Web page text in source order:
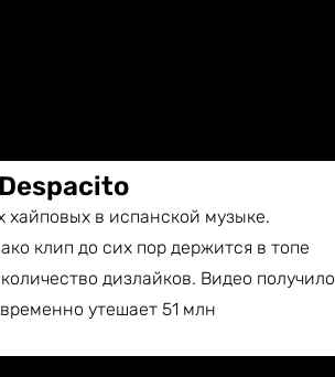
в испанской музыке.
клип до сих пор держится в топе
дизлайков. Видео получило
утешает 51 млн